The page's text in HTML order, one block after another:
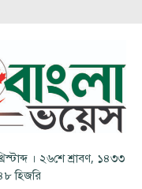
। ২৬শে শ্রাবণ, ১৪৩৩
হিজরি